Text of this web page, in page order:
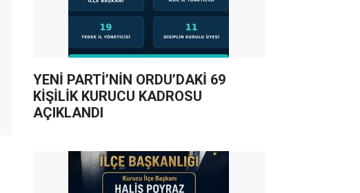
YENİ PARTİ’NİN ORDU’DAKİ 69
KİŞİLİK KURUCU KADROSU
AÇIKLANDI